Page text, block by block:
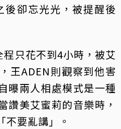
後卻忘光光，被提醒後
程只花不到4小時，被艾
王ADEN則觀察到他害
曝兩人相處模式是一種
讚美艾蜜莉的音樂時，
不要亂講」。